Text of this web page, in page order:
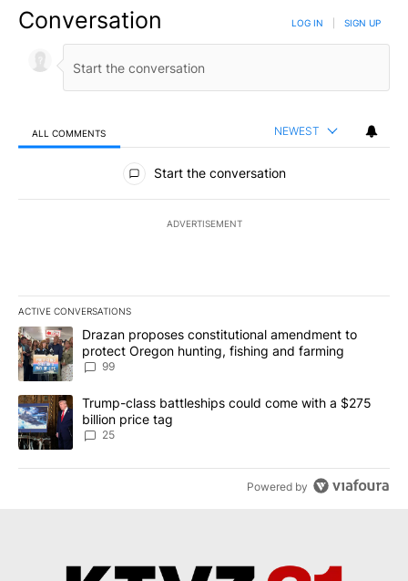
Conversation LOG IN SIGN UP
ALL COMMENTS NEWEST
All Comments
Start the conversation
ADVERTISEMENT
ACTIVE CONVERSATIONS
The following is a list of the most commented articles in the last
A trending article titled "Drazan proposes constitutional
Drazan proposes constitutional amendment to
protect Oregon hunting, fishing and farming
99
A trending article titled "Trump-class battleships could come
Trump-class battleships could come with a $275
billion price tag
25
Powered by